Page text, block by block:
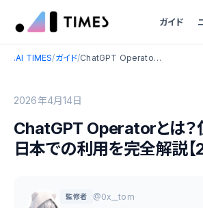
ガイド
.AI TIMES/ガイド/ ChatGPT Operatorとは？使い方・料金・日本での利用を完全解説【2026年最新】
2026年4月14日
ChatGPT Operatorとは？
日本での利用を完全解説【
監修者 @0x__tom